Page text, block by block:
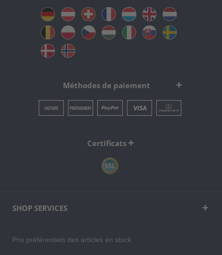
Méthodes de paiement
Certificats
SHOP SERVICES
Prix préférentiels des articles en stock